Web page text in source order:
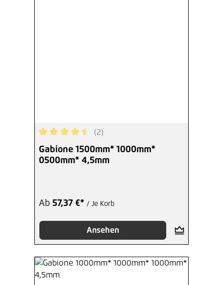
Durchschnittliche Bewertung von 4.5 von 5
(2)
Gabione 1500mm* 1000mm*
0500mm* 4,5mm
Ab 57,37 €* / Je Korb
Ansehen